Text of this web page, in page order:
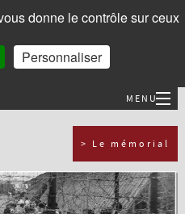
MENU
> Le mémorial
donne le contrôle sur ceux
Personnaliser